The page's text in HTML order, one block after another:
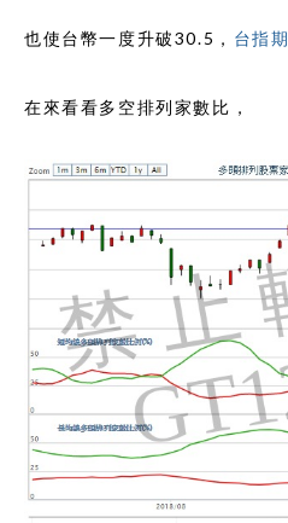
也使台幣一度升破30.5， 台指期
在來看看多空排列家數比，